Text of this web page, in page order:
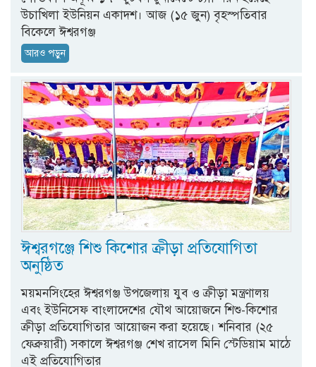
উচাখিলা ইউনিয়ন একাদশ। আজ (১৫ জুন) বৃহস্পতিবার
বিকেলে ঈশ্বরগঞ্জ
আরও পড়ুন
ঈশ্বরগঞ্জে শিশু কিশোর ক্রীড়া প্রতিযোগিতা
অনুষ্ঠিত
ময়মনসিংহের ঈশ্বরগঞ্জ উপজেলায় যুব ও ক্রীড়া মন্ত্রণালয়
এবং ইউনিসেফ বাংলাদেশের যৌথ আয়োজনে শিশু-কিশোর
ক্রীড়া প্রতিযোগিতার আয়োজন করা হয়েছে। শনিবার (২৫
ফেব্রুয়ারী) সকালে ঈশ্বরগঞ্জ শেখ রাসেল মিনি স্টেডিয়াম মাঠে
এই প্রতিযোগিতার